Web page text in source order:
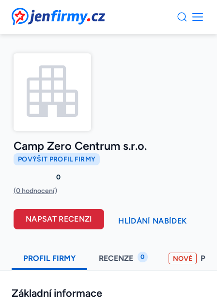
JenFirmy.cz
Camp Zero Centrum s.r.o.
POVÝŠIT PROFIL FIRMY
0
(0 hodnocení)
NAPSAT RECENZI HLÍDÁNÍ NABÍDEK
PROFIL FIRMY RECENZE 0 NOVÉ
Základní informace